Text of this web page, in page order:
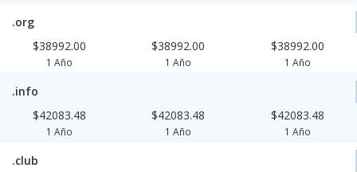
.org
$38992.00
1 Año
$38992.00
1 Año
$38992.00
1 Año
.info
$42083.48
1 Año
$42083.48
1 Año
$42083.48
1 Año
.club